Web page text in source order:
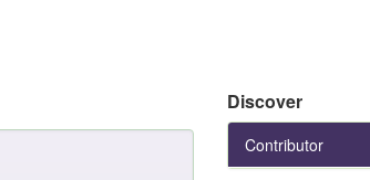
Discover
Contributor